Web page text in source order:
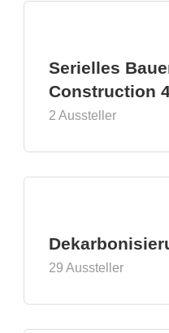
Serielles
Construction
2 Aussteller
29 Aussteller